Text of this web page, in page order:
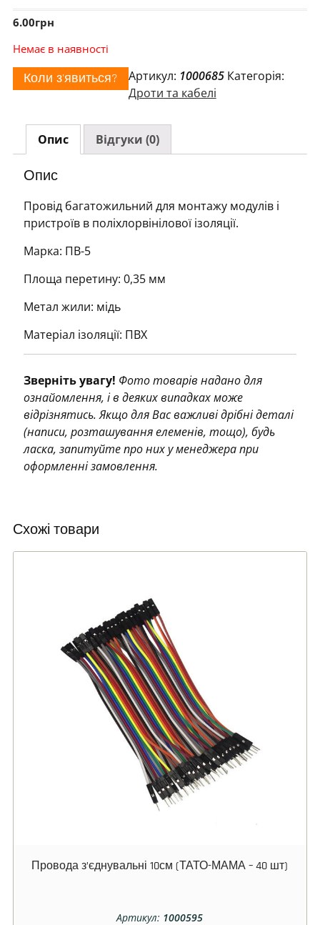
6.00грн
Немає в наявності
Коли з'явиться? Артикул: 1000685 Категорія:
Дроти та кабелі
Опис Відгуки (0)
Опис
Провід багатожильний для монтажу модулів і
пристроїв в поліхлорвінілової ізоляції.
Марка: ПВ-5
Площа перетину: 0,35 мм
Метал жили: мідь
Матеріал ізоляції: ПВХ
Зверніть увагу! Фото товарів надано для
ознайомлення, і в деяких випадках може
відрізнятись. Якщо для Вас важливі дрібні деталі
(написи, розташування елеменів, тощо), будь
ласка, запитуйте про них у менеджера при
оформленні замовлення.
Схожі товари
Провода з’єднувальні 10см (ТАТО-МАМА – 40 шт)
Артикул: 1000595